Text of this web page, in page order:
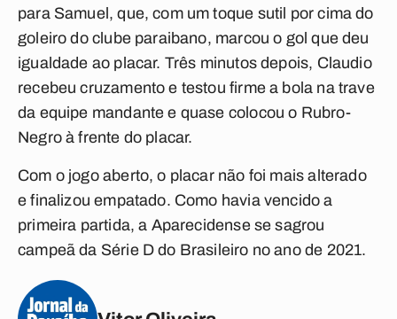
para Samuel, que, com um toque sutil por cima do
goleiro do clube paraibano, marcou o gol que deu
igualdade ao placar. Três minutos depois, Claudio
recebeu cruzamento e testou firme a bola na trave
da equipe mandante e quase colocou o Rubro-
Negro à frente do placar.
Com o jogo aberto, o placar não foi mais alterado
e finalizou empatado. Como havia vencido a
primeira partida, a Aparecidense se sagrou
campeã da Série D do Brasileiro no ano de 2021.